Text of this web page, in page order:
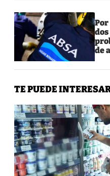
de
TE PUEDE